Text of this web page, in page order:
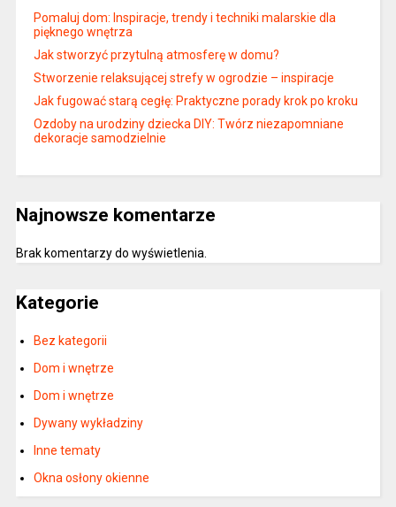
Pomaluj dom: Inspiracje, trendy i techniki malarskie dla
pięknego wnętrza
Jak stworzyć przytulną atmosferę w domu?
Stworzenie relaksującej strefy w ogrodzie – inspiracje
Jak fugować starą cegłę: Praktyczne porady krok po kroku
Ozdoby na urodziny dziecka DIY: Twórz niezapomniane
dekoracje samodzielnie
Najnowsze komentarze
Brak komentarzy do wyświetlenia.
Kategorie
Bez kategorii
Dom i wnętrze
Dom i wnętrze
Dywany wykładziny
Inne tematy
Okna osłony okienne